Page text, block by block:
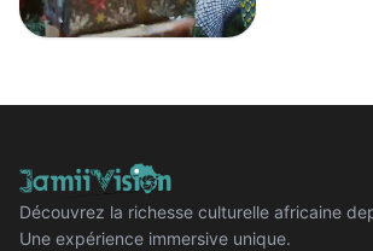
0 0
Découvrez la richesse culturelle africaine
Une expérience immersive unique.